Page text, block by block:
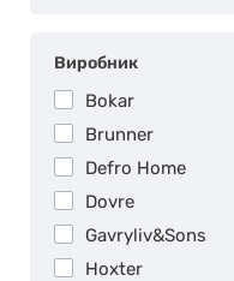
Виробник
Bokar
Brunner
Defro Home
Dovre
Gavryliv&Sons
Hoxter